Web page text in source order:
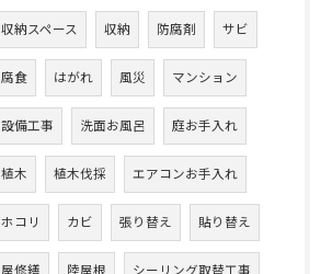
収納スペース 収納 防腐剤 サビ
腐食 はがれ 風災 マンション
設備工事 洗面お風呂 庭お手入れ
植木 植木伐採 エアコンお手入れ
ホコリ カビ 張り替え 貼り替え
屋修繕 陸屋根 シーリング取替工事